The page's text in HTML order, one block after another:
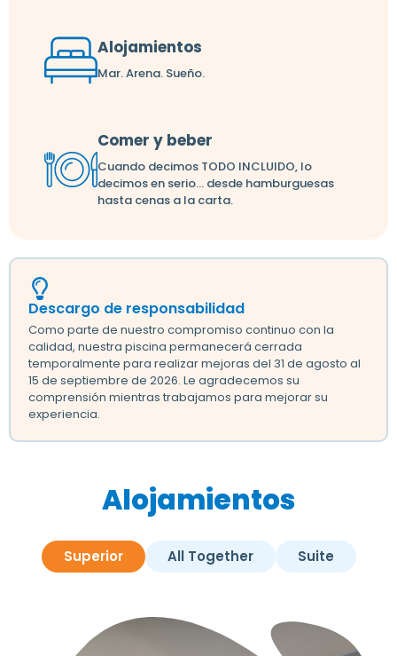
Alojamientos
Mar. Arena. Sueño.
Comer y beber
Cuando decimos TODO INCLUIDO, lo
decimos en serio... desde hamburguesas
hasta cenas a la carta.
Descargo de responsabilidad
Como parte de nuestro compromiso continuo con la
calidad, nuestra piscina permanecerá cerrada
temporalmente para realizar mejoras del 31 de agosto al
15 de septiembre de 2026. Le agradecemos su
comprensión mientras trabajamos para mejorar su
experiencia.
Alojamientos
Superior All Together Suite